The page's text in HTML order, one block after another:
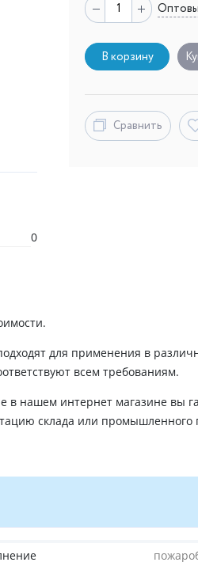
0
В корзину
Сравнить
для применения в
всем требованиям.
нашем интернет магазине вы
склада или